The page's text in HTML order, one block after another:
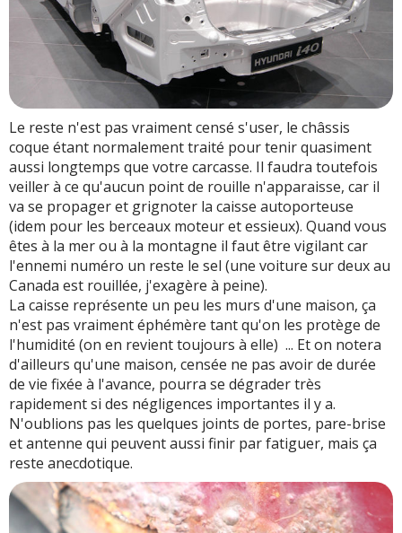
Le reste n'est pas vraiment censé s'user, le châssis
coque étant normalement traité pour tenir quasiment
aussi longtemps que votre carcasse. Il faudra toutefois
veiller à ce qu'aucun point de rouille n'apparaisse, car il
va se propager et grignoter la caisse autoporteuse
(idem pour les berceaux moteur et essieux). Quand vous
êtes à la mer ou à la montagne il faut être vigilant car
l'ennemi numéro un reste le sel (une voiture sur deux au
Canada est rouillée, j'exagère à peine).
La caisse représente un peu les murs d'une maison, ça
n'est pas vraiment éphémère tant qu'on les protège de
l'humidité (on en revient toujours à elle) ... Et on notera
d'ailleurs qu'une maison, censée ne pas avoir de durée
de vie fixée à l'avance, pourra se dégrader très
rapidement si des négligences importantes il y a.
N'oublions pas les quelques joints de portes, pare-brise
et antenne qui peuvent aussi finir par fatiguer, mais ça
reste anecdotique.